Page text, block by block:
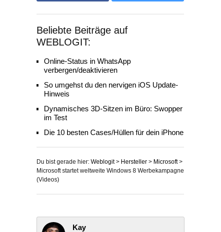
Beliebte Beiträge auf
WEBLOGIT:
Online-Status in WhatsApp
verbergen/deaktivieren
So umgehst du den nervigen iOS Update-
Hinweis
Dynamisches 3D-Sitzen im Büro: Swopper
im Test
Die 10 besten Cases/Hüllen für dein iPhone
Du bist gerade hier: Weblogit> Hersteller > Microsoft>
Microsoft startet weltweite Windows 8 Werbekampagne
(Videos)
Kay